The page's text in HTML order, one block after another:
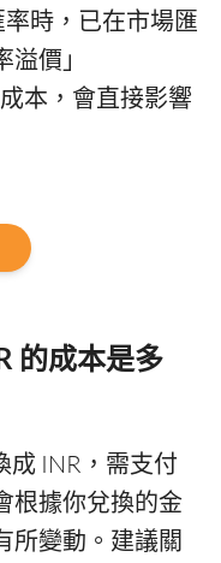
時，已在市場匯
價」
本，會直接影響
的成本是多
成 INR，需支付
根據你兌換的金
所變動。建議關